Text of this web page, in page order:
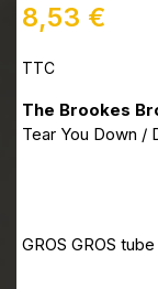
8,53 €
TTC
The Brookes
Tear You Down /
GROS GROS